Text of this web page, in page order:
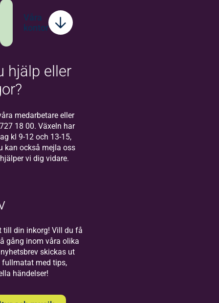
Våra
kontor
Bilda
Bilda Stockholm! I
Stockholm finns
vårt regionkontor
för Bilda Öst.
Bilda
Uppsala
Välkommen till
oss på Bilda i
hjälp eller
medarbetare eller
18 00. Växeln har
kl 9-12 och 13-15,
kan också mejla oss
vi dig vidare.
till din inkorg! Vill du få
gång inom våra olika
skickas ut
fullmatat med tips,
händelser!